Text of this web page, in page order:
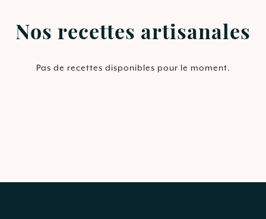
Nos recettes artisanales
Pas de recettes disponibles pour le moment.